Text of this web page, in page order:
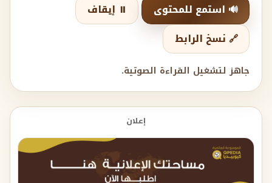
🔊 استمع للمحتوى
⏸️ إيقاف
🔗 نسخ الرابط
جاهز لتشغيل القراءة الصوتية.
إعلان